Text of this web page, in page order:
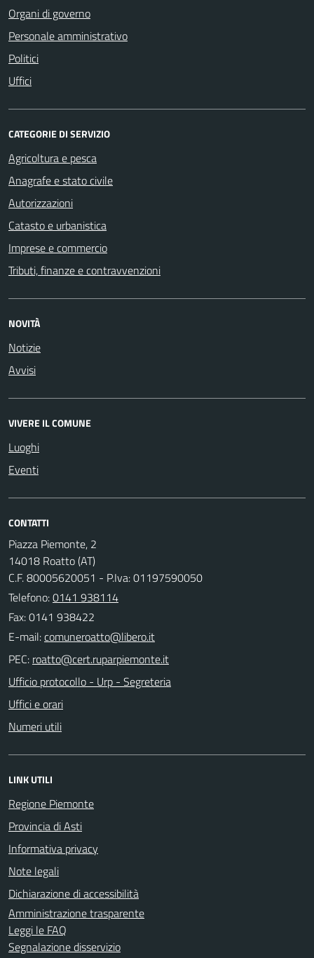
Organi di governo
Personale amministrativo
Politici
Uffici
CATEGORIE DI SERVIZIO
Agricoltura e pesca
Anagrafe e stato civile
Autorizzazioni
Catasto e urbanistica
Imprese e commercio
Tributi, finanze e contravvenzioni
NOVITÀ
Notizie
Avvisi
VIVERE IL COMUNE
Luoghi
Eventi
CONTATTI
Piazza Piemonte, 2
14018 Roatto (AT)
C.F. 80005620051 - P.Iva: 01197590050
Telefono:0141 938114
Fax: 0141 938422
E-mail:
PEC:
Ufficio protocollo - Urp - Segreteria
Uffici e orari
Numeri utili
LINK UTILI
Regione Piemonte
Provincia di Asti
Informativa privacy
Note legali
Dichiarazione di accessibilità
Amministrazione trasparente
Leggi le FAQ
Segnalazione disservizio